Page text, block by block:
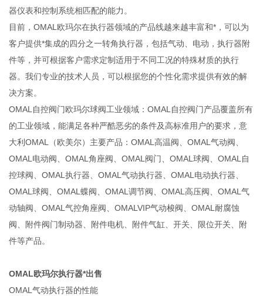
器仪表和控制系统相匹配的能力。
目前，OMAL欧玛尔在执行器领域的产品线越来越丰富和*，可以为
客户提供*集成的四分之一转角执行器，包括气动、电动，执行器附
件等，并可根据客户需求定制适用于不同工况的特殊材质的执行
器。我们专业的技术人员，可以根据您的个性化需求提供有效的解
决方案。
OMAL自控阀门欧玛尔球阀工业领域：OMAL自控阀门产品覆盖所有
的工业领域，能满足各种严酷恶劣的条件及高标准用户的要求，意
大利OMAL（欧美尔）主要产品：OMAL高温阀、OMAL气动阀、
OMAL电动阀、OMAL角座阀、OMAL阀门、OMAL球阀、OMAL自
控球阀、OMAL执行器、OMAL气动执行器、OMAL电动执行器、
OMAL球阀、OMAL蝶阀、OMAL调节阀、OMAL高压阀、OMAL气
动轴阀、OMAL气控角座阀、OMALVIP气动梭阀、OMAL耐腐蚀
阀、附件阀门制动器、附件电机、附件气缸、开关、限位开关、附
件等产品。
OMAL欧玛尔执行器*出售
OMAL气动执行器的性能